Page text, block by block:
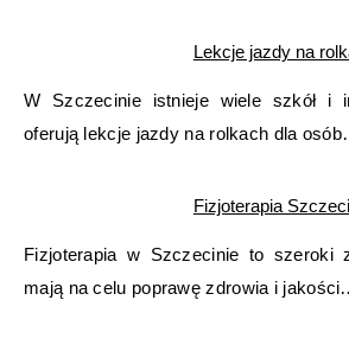
Lekcje jazdy na
W Szczecinie istnieje wiele szkół i
oferują lekcje jazdy na rolkach dla
Fizjoterapia
Fizjoterapia w Szczecinie to szeroki
mają na celu poprawę zdrowia i